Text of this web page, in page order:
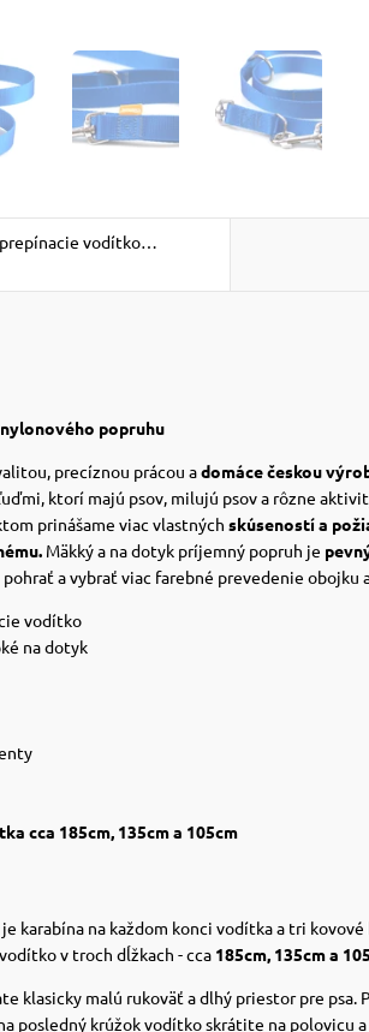
vodítko
popruhu
precíznou prácou adomáce českou
ktorí majú psov, milujú psov a rôzne
prinášame viac vlastných skúseností a
Mäkký a na dotyk príjemný popruh je
pohrať a vybrať viac farebné prevedenie obojku
vodítko
na dotyk
cca 185cm, 135cm a 105cm
karabína na každom konci vodítka a tri
v troch dĺžkach - cca 185cm, 135cm a
klasicky malú rukoväť a dlhý priestor pre psa.
posledný krúžok vodítko skrátite na polovicu